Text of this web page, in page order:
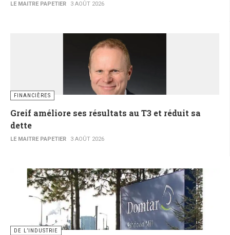
LE MAITRE PAPETIER 3 AOÛT 2026
FINANCIÈRES
Greif améliore ses résultats au T3 et réduit sa
dette
LE MAITRE PAPETIER 3 AOÛT 2026
DE L’INDUSTRIE